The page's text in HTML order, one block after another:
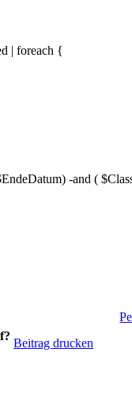
| foreach {
-and (
Beitrag drucken